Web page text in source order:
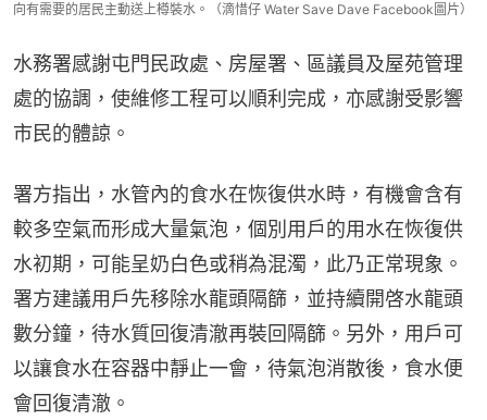
向有需要的居民主動送上樽裝水。（滴惜仔 Water Save Dave Facebook圖片）
水務署感謝屯門民政處、房屋署、區議員及屋苑管理
處的協調，使維修工程可以順利完成，亦感謝受影響
市民的體諒。
署方指出，水管內的食水在恢復供水時，有機會含有
較多空氣而形成大量氣泡，個別用戶的用水在恢復供
水初期，可能呈奶白色或稍為混濁，此乃正常現象。
署方建議用戶先移除水龍頭隔篩，並持續開啓水龍頭
數分鐘，待水質回復清澈再裝回隔篩。另外，用戶可
以讓食水在容器中靜止一會，待氣泡消散後，食水便
會回復清澈。